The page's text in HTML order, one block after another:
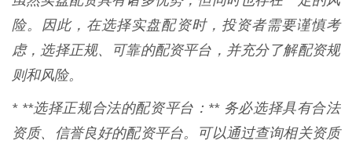
险。因此，在选择实盘配资时，投资者需要谨慎考
虑，选择正规、可靠的配资平台，并充分了解配资规
则和风险。
* **选择正规合法的配资平台：** 务必选择具有合法
资质、信誉良好的配资平台。可以通过查询相关资质